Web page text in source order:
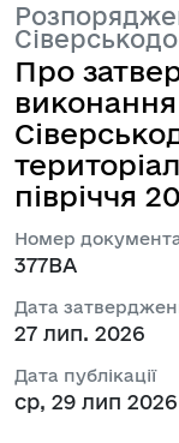
Про
півріччя
Номер
377ВА
Дата
27 лип. 2026
Дата публікації
ср, 29 лип 2026